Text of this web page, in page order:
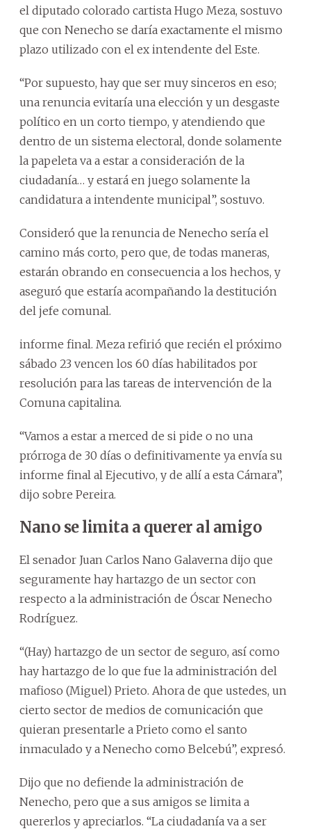
el diputado colorado cartista Hugo Meza, sostuvo
que con Nenecho se daría exactamente el mismo
plazo utilizado con el ex intendente del Este.
“Por supuesto, hay que ser muy sinceros en eso;
una renuncia evitaría una elección y un desgaste
político en un corto tiempo, y atendiendo que
dentro de un sistema electoral, donde solamente
la papeleta va a estar a consideración de la
ciudadanía… y estará en juego solamente la
candidatura a intendente municipal”, sostuvo.
Consideró que la renuncia de Nenecho sería el
camino más corto, pero que, de todas maneras,
estarán obrando en consecuencia a los hechos, y
aseguró que estaría acompañando la destitución
del jefe comunal.
informe final. Meza refirió que recién el próximo
sábado 23 vencen los 60 días habilitados por
resolución para las tareas de intervención de la
Comuna capitalina.
“Vamos a estar a merced de si pide o no una
prórroga de 30 días o definitivamente ya envía su
informe final al Ejecutivo, y de allí a esta Cámara”,
dijo sobre Pereira.
Nano se limita a querer al amigo
El senador Juan Carlos Nano Galaverna dijo que
seguramente hay hartazgo de un sector con
respecto a la administración de Óscar Nenecho
Rodríguez.
“(Hay) hartazgo de un sector de seguro, así como
hay hartazgo de lo que fue la administración del
mafioso (Miguel) Prieto. Ahora de que ustedes, un
cierto sector de medios de comunicación que
quieran presentarle a Prieto como el santo
inmaculado y a Nenecho como Belcebú”, expresó.
Dijo que no defiende la administración de
Nenecho, pero que a sus amigos se limita a
quererlos y apreciarlos. “La ciudadanía va a ser